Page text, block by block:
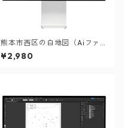
熊本市西区の白地図（Aiファ
イル）
¥2,980